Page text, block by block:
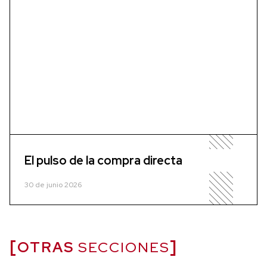
El pulso de la compra directa
30 de junio 2026
OTRAS SECCIONES